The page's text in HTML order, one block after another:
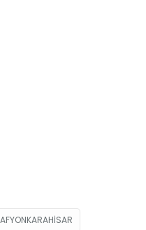
AFYONKARAHISAR